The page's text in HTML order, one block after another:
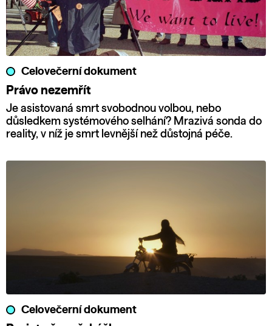
Celovečerní dokument
Právo nezemřít
Je asistovaná smrt svobodnou volbou, nebo
důsledkem systémového selhání? Mrazivá sonda do
reality, v níž je smrt levnější než důstojná péče.
Celovečerní dokument